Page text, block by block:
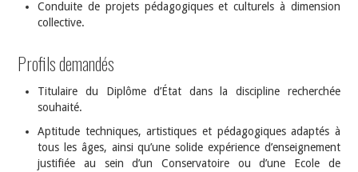
Conduite de projets pédagogiques et culturels à dimension
collective.
Profils demandés
Titulaire du Diplôme d’État dans la discipline recherchée
souhaité.
Aptitude techniques, artistiques et pédagogiques adaptés à
tous les âges, ainsi qu’une solide expérience d’enseignement
justifiée au sein d’un Conservatoire ou d’une Ecole de